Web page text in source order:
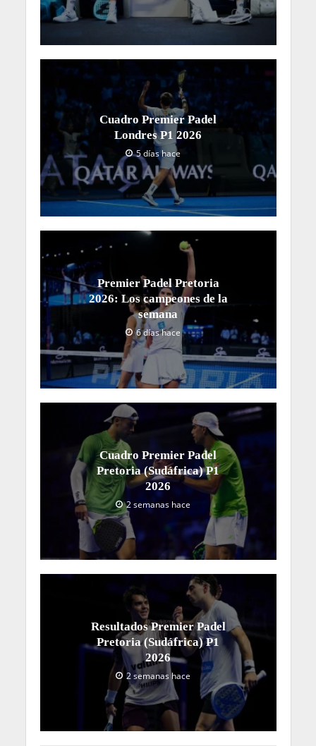
Cuadro Premier Padel
Londres P1 2026
5 días hace
Premier Padel Pretoria
2026: Los campeones de la
semana
6 días hace
Cuadro Premier Padel
Pretoria (Sudáfrica) P1
2026
2 semanas hace
Resultados Premier Padel
Pretoria (Sudáfrica) P1
2026
2 semanas hace